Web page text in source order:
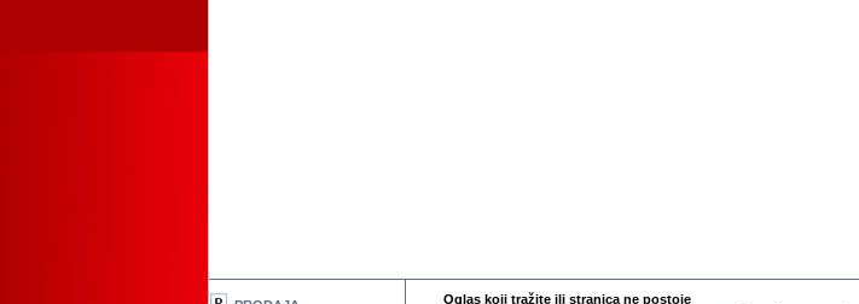
Oglas koji tražite ili stranica ne postoje